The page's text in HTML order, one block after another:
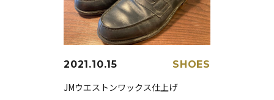
2021.10.15 SHOES
JMウエストンワックス仕上げ